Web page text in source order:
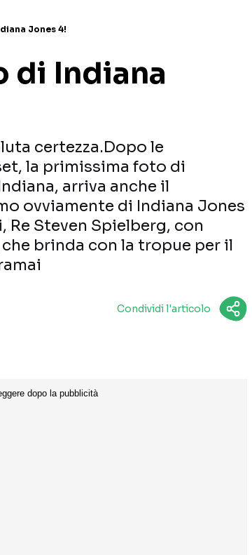
Jones 4!
di Indiana
certezza.Dopo le
la primissima foto di
arriva anche il
ovviamente di Indiana Jones
Steven Spielberg, con
brinda con la tropue per il
Condividi l'articolo